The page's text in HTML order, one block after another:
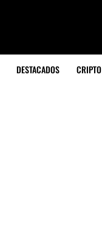
DESTACADOS CRIPTO